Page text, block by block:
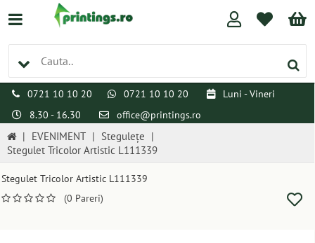
0721 10 10 20 0721 10 10 20
Luni - Vineri
8.30 - 16.30
office@printings.ro
| EVENIMENT | Stegulețe |
Stegulet Tricolor Artistic L111339
Stegulet Tricolor Artistic L111339
(0 Pareri)